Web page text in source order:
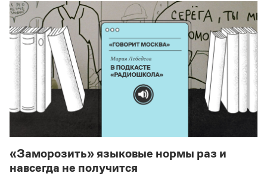
«Заморозить» языковые нормы раз и
навсегда не получится